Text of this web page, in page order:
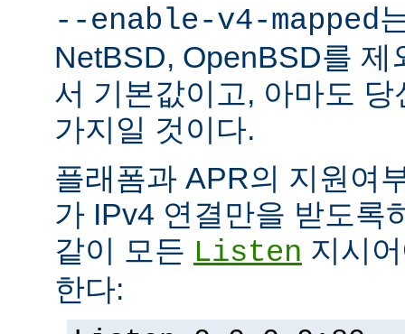
--enable-v4-mapped
NetBSD, OpenBSD를 제
서 기본값이고, 아마도
가지일 것이다.
플래폼과 APR의 지원여
가 IPv4 연결만을 받도록
같이 모든 Listen 지시
한다: